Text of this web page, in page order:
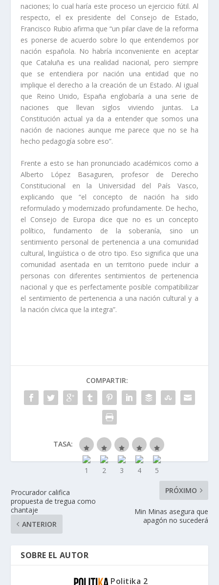
naciones; lo cual haría este proceso un ejercicio fútil. Al
respecto, el ex presidente del Consejo de Estado,
Francisco Rubio afirma que “un pilar clave de la reforma
es ponerse de acuerdo sobre lo que entendemos por
nación española. No habría inconveniente en aceptar
que Cataluña es una realidad nacional, pero siempre
que se entendiera por nación una entidad que no
implique el derecho a la creación de un Estado. Al igual
que Reino Unido, España englobaría a una serie de
naciones que llevan siglos viviendo juntas. La
Constitución actual ya da a entender que somos una
nación de naciones aunque me parece que no se ha
hecho pedagogía sobre eso”.
Frente a esto se han pronunciado académicos como a
Alberto López Basaguren, profesor de Derecho
Constitucional en la Universidad del País Vasco,
explicando que “el concepto de nación ha sido
reformulado y modernizado profundamente. De hecho,
el Consejo de Europa dice que no es un concepto
político, fundamento de la soberanía, sino un
sentimiento personal de pertenencia a una comunidad
cultural, lingüística o de otro tipo. Eso significa que una
comunidad asentada en un territorio puede incluir a
personas con diferentes sentimientos de pertenencia
nacional y que es perfectamente posible compatibilizar
el sentimiento de pertenencia a una nación cultural y a
la nación cívica que la integra”.
COMPARTIR:
TASA:
Procurador califica
propuesta de tregua como
chantaje
ANTERIOR
PRÓXIMO
Min Minas asegura que
apagón no sucederá
SOBRE EL AUTOR
Politika 2